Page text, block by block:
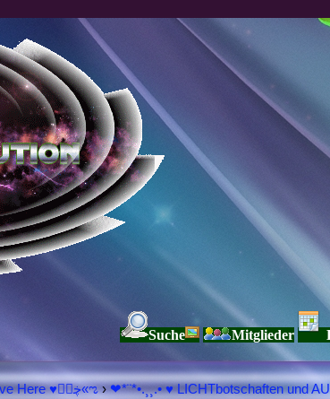
Suche Mitglieder
♥ڿڰۣ«ಌ SPIRITUELLE Я Ξ √ Ω L U T ↑ ☼ N - Forum - WE ARE ALL ❤NE L♡ve ● Pe▲ce ● Light☀ Nothing But L♡ve Here ♥ڿڰۣ«ಌ›❤*¨*•.¸¸.• ♥ LICHTbotschaften und